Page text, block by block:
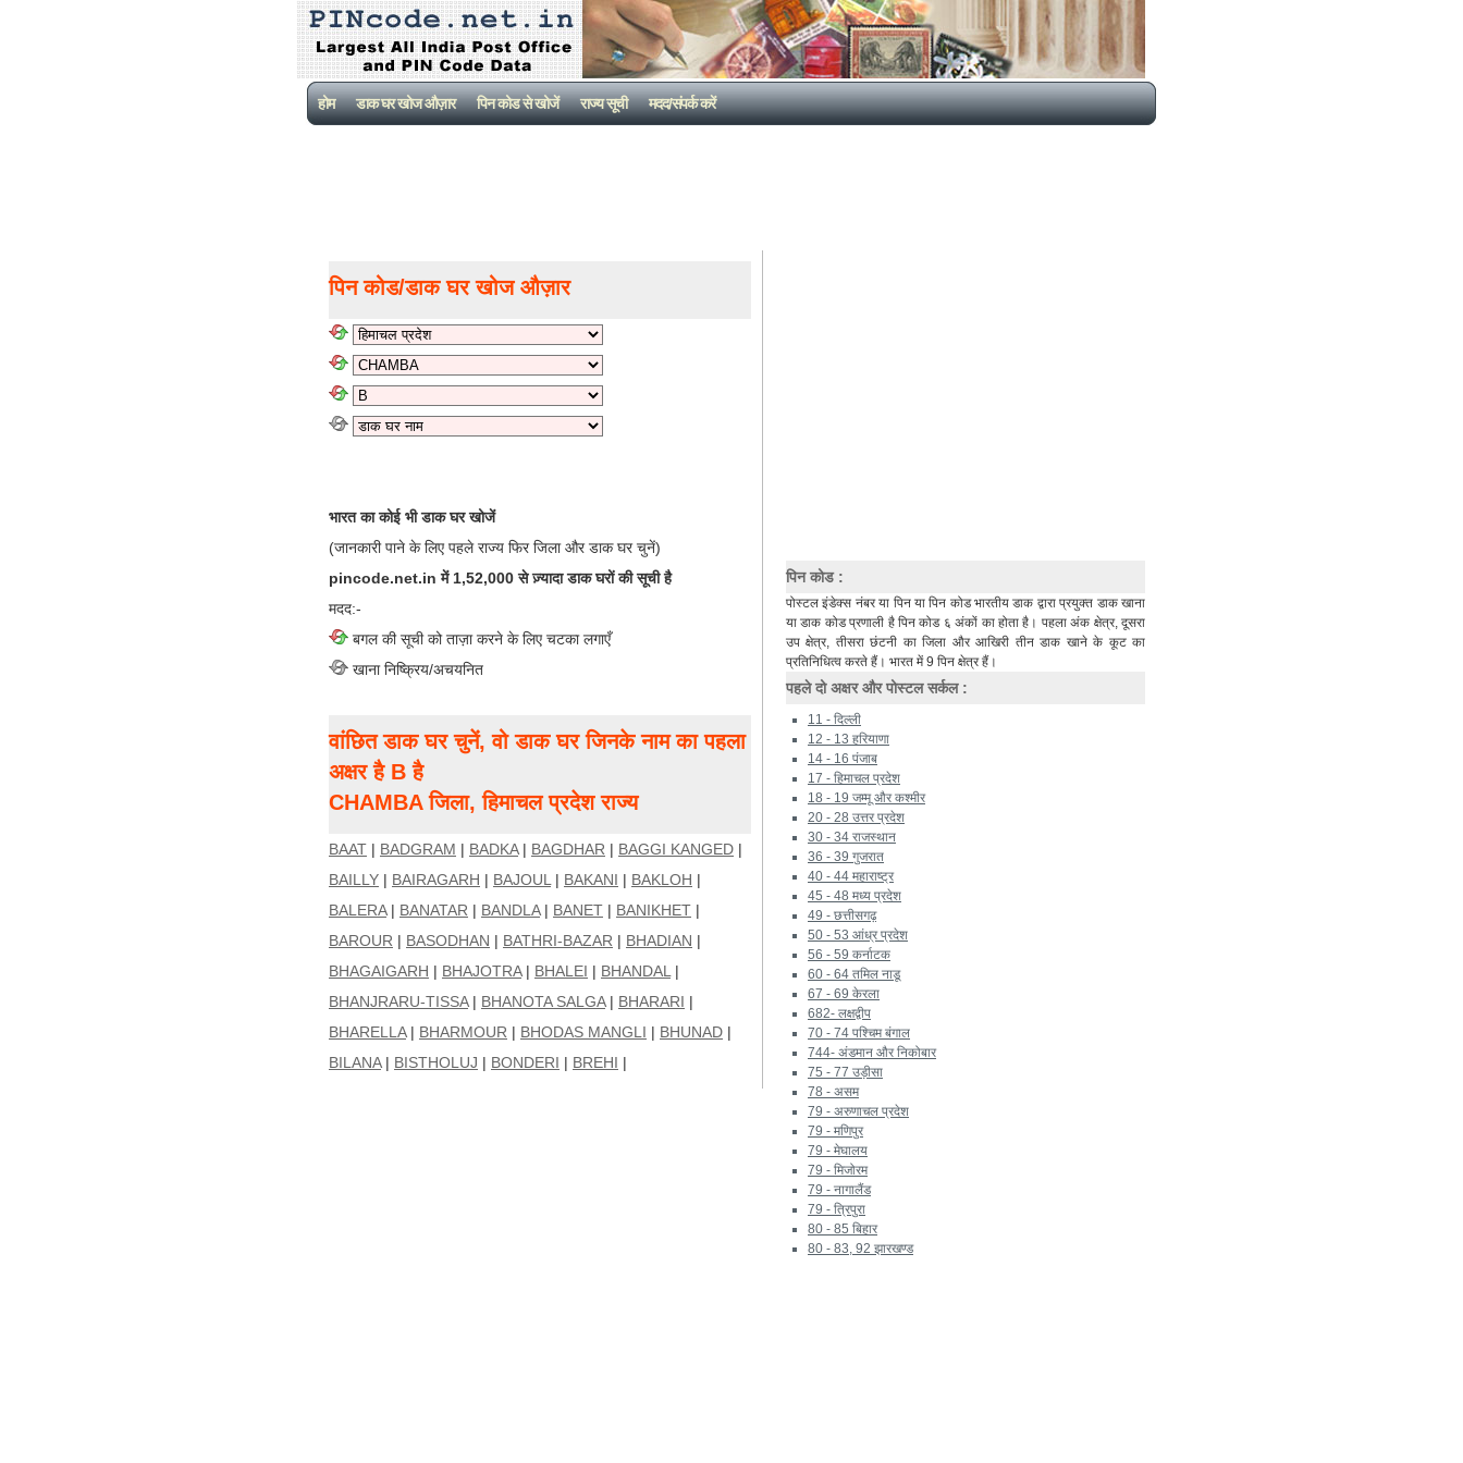
होम डाक घर खोज औज़ार पिन कोड से खोजें राज्य सूची मदद/संपर्क करें
पिन कोड/डाक घर खोज औज़ार
भारत का कोई भी डाक घर खोजें
(जानकारी पाने के लिए पहले राज्य फिर जिला और डाक घर चुनें)
pincode.net.in में 1,52,000 से ज़्यादा डाक घरों की सूची है
मदद:-
बगल की सूची को ताज़ा करने के लिए चटका लगाएँ
खाना निष्क्रिय/अचयनित
वांछित डाक घर चुनें, वो डाक घर जिनके नाम का पहला
अक्षर है B है
CHAMBA जिला, हिमाचल प्रदेश राज्य
BAAT | BADGRAM | BADKA| BAGDHAR | BAGGI KANGED |
BAILLY | BAIRAGARH | BAJOUL | BAKANI | BAKLOH |
BALERA| BANATAR | BANDLA| BANET | BANIKHET |
BAROUR | BASODHAN | BATHRI-BAZAR | BHADIAN |
BHAGAIGARH | BHAJOTRA| BHALEI | BHANDAL |
BHANJRARU-TISSA| BHANOTA SALGA| BHARARI |
BHARELLA| BHARMOUR | BHODAS MANGLI | BHUNAD |
BILANA| BISTHOLUJ | BONDERI | BREHI |
पिन कोड :
पोस्टल इंडेक्स नंबर या पिन या पिन कोड भारतीय डाक द्वारा प्रयुक्त डाक खाना
या डाक कोड प्रणाली है पिन कोड ६ अंकों का होता है। पहला अंक क्षेत्र, दूसरा
उप क्षेत्र, तीसरा छंटनी का जिला और आखिरी तीन डाक खाने के कूट का
प्रतिनिधित्व करते हैं। भारत में 9 पिन क्षेत्र हैं।
पहले दो अक्षर और पोस्टल सर्कल :
11 - दिल्ली
12 - 13 हरियाणा
14 - 16 पंजाब
17 - हिमाचल प्रदेश
18 - 19 जम्मू और कश्मीर
20 - 28 उत्तर प्रदेश
30 - 34 राजस्थान
36 - 39 गुजरात
40 - 44 महाराष्ट्र
45 - 48 मध्य प्रदेश
49 - छत्तीसगढ़
50 - 53 आंध्र प्रदेश
56 - 59 कर्नाटक
60 - 64 तमिल नाडू
67 - 69 केरला
682- लक्षद्वीप
70 - 74 पश्चिम बंगाल
744- अंडमान और निकोबार
75 - 77 उड़ीसा
78 - असम
79 - अरुणाचल प्रदेश
79 - मणिपुर
79 - मेघालय
79 - मिजोरम
79 - नागालैंड
79 - त्रिपुरा
80 - 85 बिहार
80 - 83, 92 झारखण्ड